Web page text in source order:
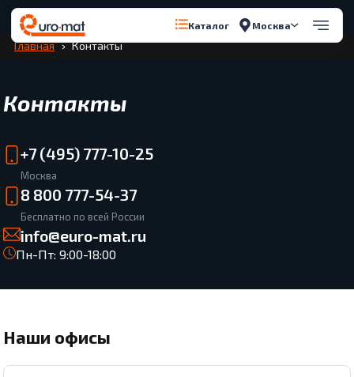
Каталог Москва
Перейти к содержимому
Главная Контакты
Контакты
+7 (495) 777-10-25
Москва
8 800 777-54-37
Бесплатно по всей России
info@euro-mat.ru
Пн-Пт: 9:00-18:00
Наши офисы